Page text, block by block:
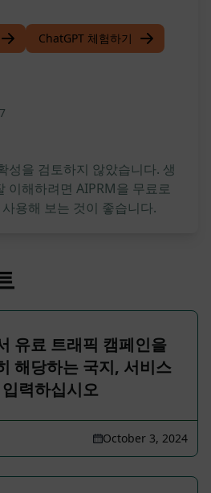
ChatGPT 체험하기
성을 검토하지 않았습니다. 생
이해하려면 AIPRM을 무료로
용해 보는 것이 좋습니다.
유료 트래픽 캠페인을
해당하는 국지, 서비스
력하십시오
October 3, 2024